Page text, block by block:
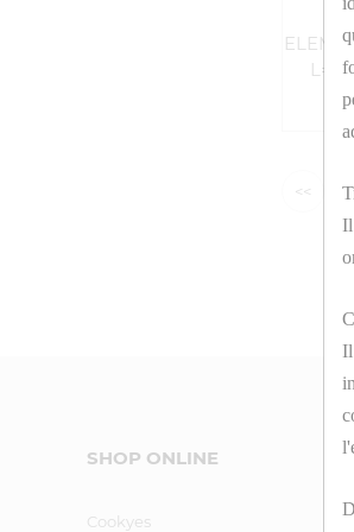
L=
<<
SHOP ONLINE
Cookyes